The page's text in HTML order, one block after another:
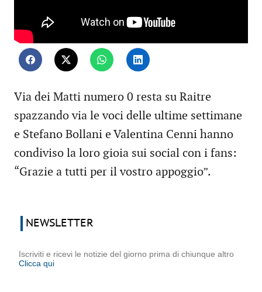
Via dei Matti numero 0 resta su Raitre
spazzando via le voci delle ultime settimane
e Stefano Bollani e Valentina Cenni hanno
condiviso la loro gioia sui social con i fans:
“Grazie a tutti per il vostro appoggio”.
NEWSLETTER
Iscriviti e ricevi le notizie del giorno prima di chiunque altro
Clicca qui